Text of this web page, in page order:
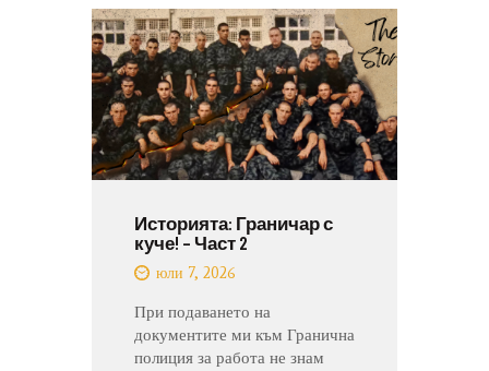
КАТАЛОГ
THE VET HOUR
БЛОГ
КОНТАКТ
Историята: Граничар с
куче! – Част 2
юли 7, 2026
При подаването на
документите ми към Гранична
полиция за работа не знам